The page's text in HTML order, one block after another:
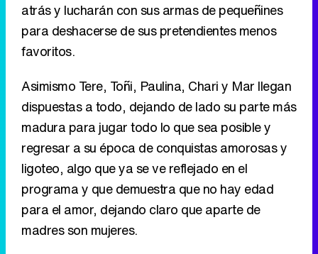
atrás y lucharán con sus armas de pequeñines
para deshacerse de sus pretendientes menos
favoritos.
Asimismo Tere, Toñi, Paulina, Chari y Mar llegan
dispuestas a todo, dejando de lado su parte más
madura para jugar todo lo que sea posible y
regresar a su época de conquistas amorosas y
ligoteo, algo que ya se ve reflejado en el
programa y que demuestra que no hay edad
para el amor, dejando claro que aparte de
madres son mujeres.